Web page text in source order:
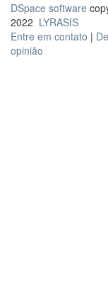
DSpace software
2022 LYRASIS
Entre em contato |
opinião